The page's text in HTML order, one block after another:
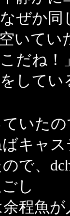
ぜか
いてい
だね
して
いた
キャ
で、
し
余程魚